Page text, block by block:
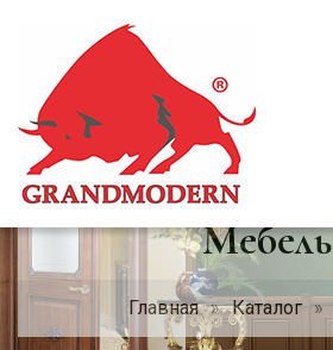
Мебель
Главная » Каталог »